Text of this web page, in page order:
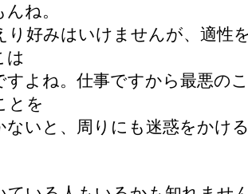
ね。
り好みはいけませんが、適性
は
すよね。仕事ですから最悪の
とを
ないと、周りにも迷惑をかけ